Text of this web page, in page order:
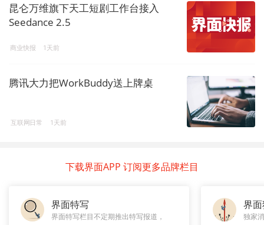
昆仑万维旗下天工短剧工作台接入
Seedance 2.5
商业快报 1天前
腾讯大力把WorkBuddy送上牌桌
互联网日常 1天前
下载界面APP 订阅更多品牌栏目
界面特写
界面特写栏目不定期推出特写报道，
界
独家